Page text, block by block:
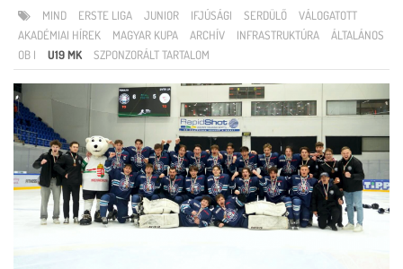
MIND ERSTE LIGA JUNIOR IFJÚSÁGI SERDÜLŐ
VÁLOGATOTT
AKADÉMIAI HÍREK
MAGYAR KUPA ARCHÍV INFRASTRUKTÚRA
ÁLTALÁNOS
OB I
U19 MK SZPONZORÁLT TARTALOM